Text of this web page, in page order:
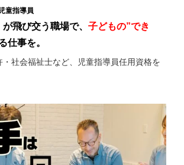
児童指導員
が飛び交う職場で、 子どもの”でき
仕事を。
社会福祉士など、児童指導員任用資格を